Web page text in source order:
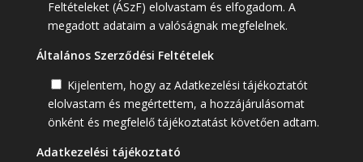
Feltételeket (ÁSzF) elolvastam és elfogadom. A
megadott adataim a valóságnak megfelelnek.
Általános Szerződési Feltételek
Kijelentem, hogy az Adatkezelési tájékoztatót
elolvastam és megértettem, a hozzájárulásomat
önként és megfelelő tájékoztatást követően adtam.
Adatkezelési tájékoztató